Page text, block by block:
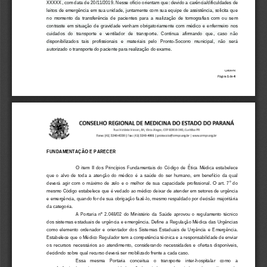
CRM-PR
Página 1de 4
XXXXX , com data de 20/11/2019. Nesse ofício orientam que: devido a carência/dificuldades de
leitos de emergência em sua unidade, juntamente com sua equipe de assistência, solicita que
no  momento  da  transferência  de  pacientes  para  a  realização  de  tomografias  com  ou  sem
contraste  em  situação  de  gravidade venham  obrigatoriamente  com  médico  e  enfermeiro  nos
cuidados   do   transporte   e   ventilador   de   transporte.   Continua   afirmando   que
caso   não
disponibilizados tais   profissionais   e   materiais   pelo   Pronto-Socorro municipal,   não   será
autorizado o transporte do paciente para realização do exame.
FUNDAMENTAÇÃO E PARECER
O item II dos Princípios Fundamentais do  Código  de  Ética  Médica  estabelece
que  o  alvo  de  toda  a  atenção  do  médico  é  a  saúde  do  ser  humano,  em  benefício  da  qual
deverá  agir  com  o  máximo  de  zelo e  o  melhor  de  sua  capacidade  profissional.  O  art.  7 o do
mesmo Código estabelece que é vedado ao médico deixar de atender em setores de urgência
e emergência, quando for de sua obrigação fazê-lo, mesmo respaldado por decisão majoritária
da categoria.
A  Portaria  nº  2.048/02  do  Ministério  da  Saúde  aprovou  o  regulamento  técnico
dos sistemas estaduais de urgência e emergência. Define a Regulação Médica das Urgências
como  elemento  ordenador  e  orientador  dos  Sistemas  Estaduais  de  Urgência  e  Emergência.
Estabelece que o Médico Regulador tem a competência técnica e a responsabilidade de enviar
os  recursos  necessários  ao  atendimento,  considerando  necessidades  e  ofertas  disponíveis,
decidindo sobre qual recurso deverá ser mobilizado frente a cada caso.
Essa    mesma    Portaria    conceitua o    transporte inter-hospitalar como
a